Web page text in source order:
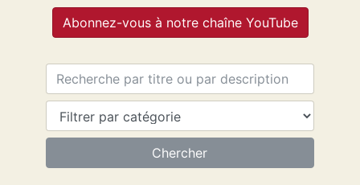
Abonnez-vous à notre chaîne YouTube